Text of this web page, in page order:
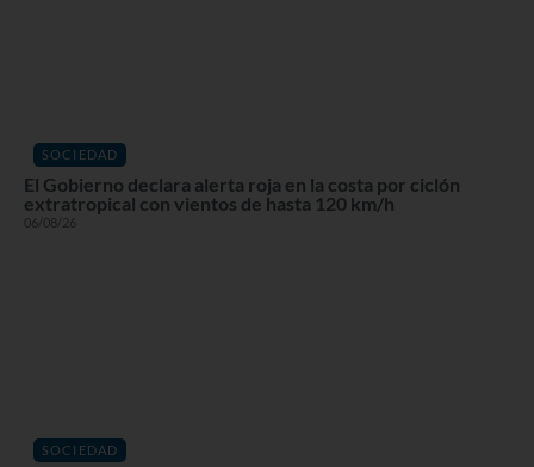
SOCIEDAD
El Gobierno declara alerta roja en la costa por ciclón
extratropical con vientos de hasta 120 km/h
06/08/26
SOCIEDAD